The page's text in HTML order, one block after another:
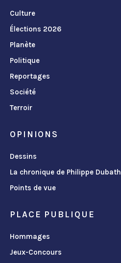
Culture
Élections 2026
Planète
Politique
Reportages
Société
Terroir
OPINIONS
Dessins
La chronique de Philippe Dubath
Points de vue
PLACE PUBLIQUE
Hommages
Jeux-Concours